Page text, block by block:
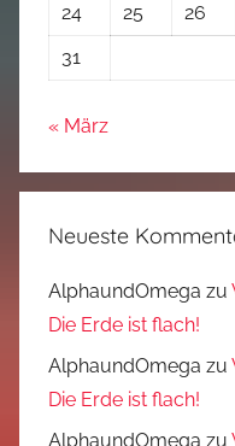
24
25 26
31
« März
Neueste
AlphaundOmega zu
Die Erde ist flach!
AlphaundOmega zu
Die Erde ist flach!
AlphaundOmega zu